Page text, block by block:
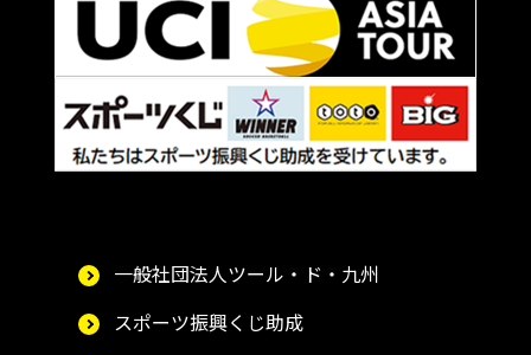
一般社団法人ツール・ド・九州
スポーツ振興くじ助成